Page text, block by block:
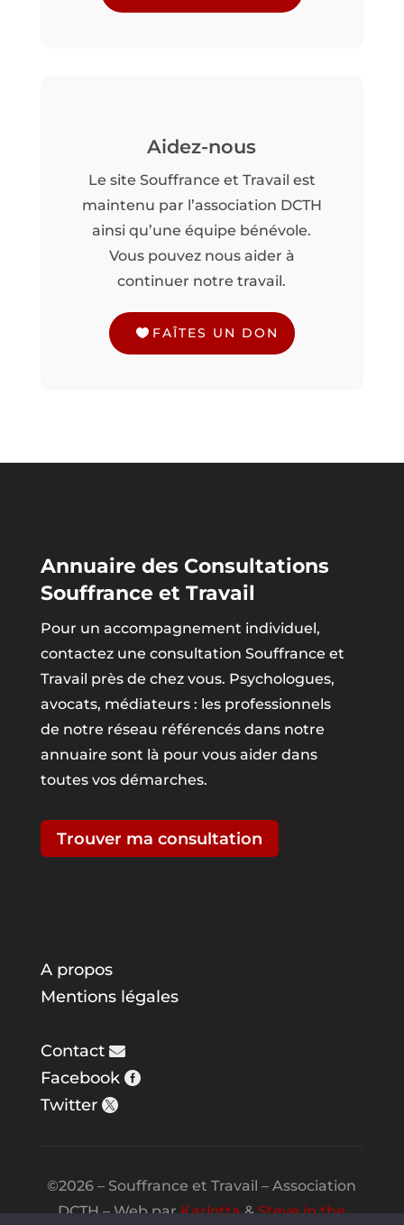
Aidez-nous
Le site Souffrance et Travail est
maintenu par l’association DCTH
ainsi qu’une équipe bénévole.
Vous pouvez nous aider à
continuer notre travail.
FAÎTES UN DON
Annuaire des Consultations
Souffrance et Travail
Pour un accompagnement individuel,
contactez une consultation Souffrance et
Travail près de chez vous. Psychologues,
avocats, médiateurs : les professionnels
de notre réseau référencés dans notre
annuaire sont là pour vous aider dans
toutes vos démarches.
Trouver ma consultation
A propos
Mentions légales
Contact
Facebook
Twitter
©2026 – Souffrance et Travail – Association
DCTH – Web parKarlotta&Steve in the